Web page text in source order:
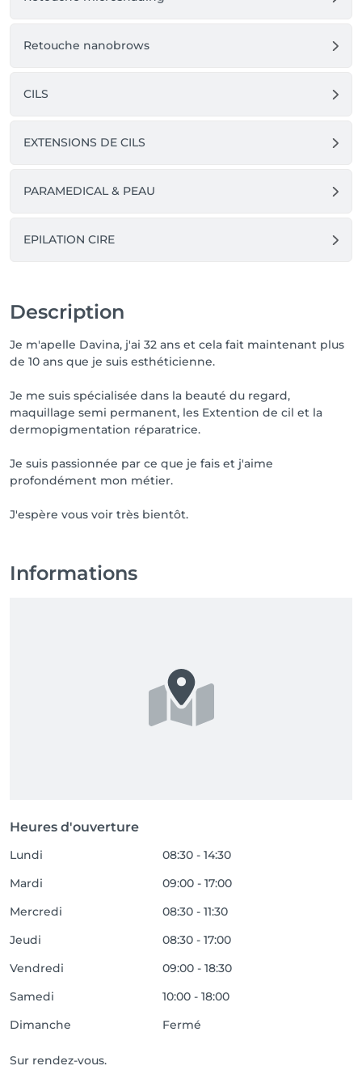
Salonkee sur l'App Store ou le Play Store et vous
Retouche nanobrows
CILS
EXTENSIONS DE CILS
PARAMEDICAL & PEAU
EPILATION CIRE
Description
Je m'apelle Davina, j'ai 32 ans et cela fait maintenant plus
de 10 ans que je suis esthéticienne.
Je me suis spécialisée dans la beauté du regard,
maquillage semi permanent, les Extention de cil et la
dermopigmentation réparatrice.
Je suis passionnée par ce que je fais et j'aime
profondément mon métier.
J'espère vous voir très bientôt.
Informations
Heures d'ouverture
Lundi
08:30 - 14:30
Mardi
09:00 - 17:00
Mercredi
08:30 - 11:30
Jeudi
08:30 - 17:00
Vendredi
09:00 - 18:30
Samedi
10:00 - 18:00
Dimanche
Fermé
Sur rendez-vous.